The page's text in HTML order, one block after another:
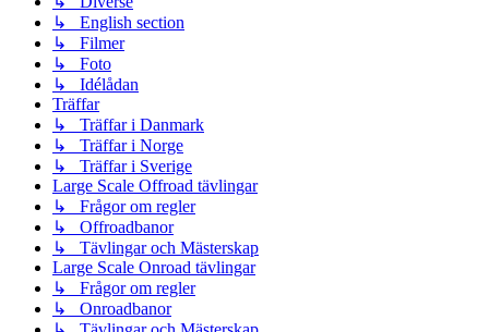
↳ English section
↳ Filmer
↳ Foto
↳ Idélådan
Träffar
↳ Träffar i Danmark
↳ Träffar i Norge
↳ Träffar i Sverige
Large Scale Offroad tävlingar
↳ Frågor om regler
↳ Offroadbanor
↳ Tävlingar och Mästerskap
Large Scale Onroad tävlingar
↳ Frågor om regler
↳ Onroadbanor